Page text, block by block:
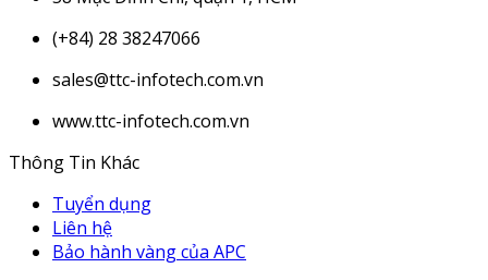
(+84) 28 38247066
sales@ttc-infotech.com.vn
www.ttc-infotech.com.vn
Thông Tin Khác
Tuyển dụng
Liên hệ
Bảo hành vàng của APC